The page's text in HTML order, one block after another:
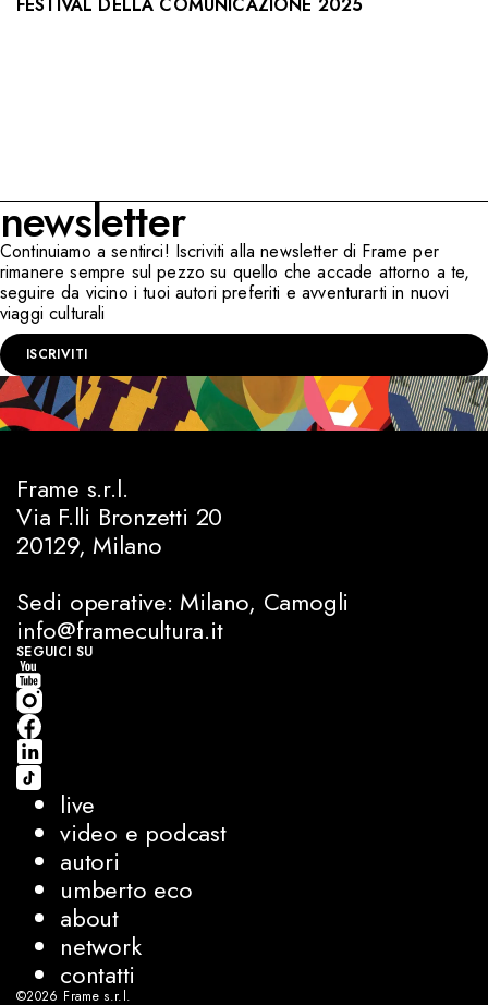
newsletter
Continuiamo a sentirci! Iscriviti alla newsletter di Frame per
rimanere sempre sul pezzo su quello che accade attorno a te,
seguire da vicino i tuoi autori preferiti e avventurarti in nuovi
viaggi culturali
ISCRIVITI
Frame s.r.l.
Via F.lli Bronzetti 20
20129, Milano
Sedi operative: Milano, Camogli
info@framecultura.it
SEGUICI SU
live
video e podcast
autori
umberto eco
about
network
contatti
©2026 Frame s.r.l.